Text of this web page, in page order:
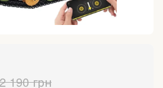
2 190 грн